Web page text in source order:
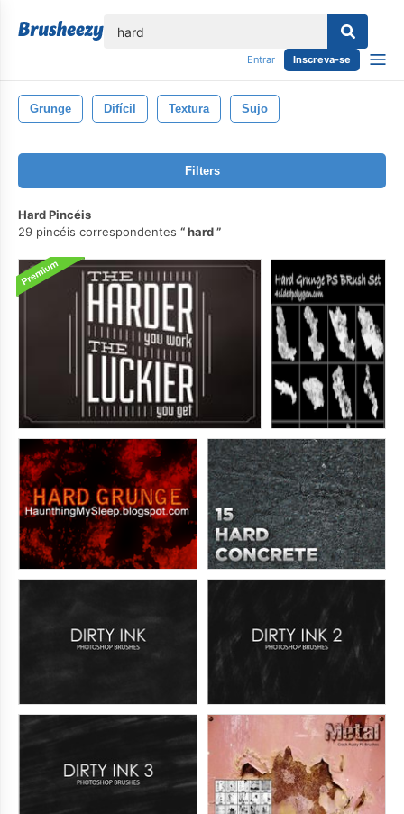
Entrar Inscreva-se
Grunge Difícil Textura Sujo
Filters
Hard Pincéis
29 pincéis correspondentes
hard